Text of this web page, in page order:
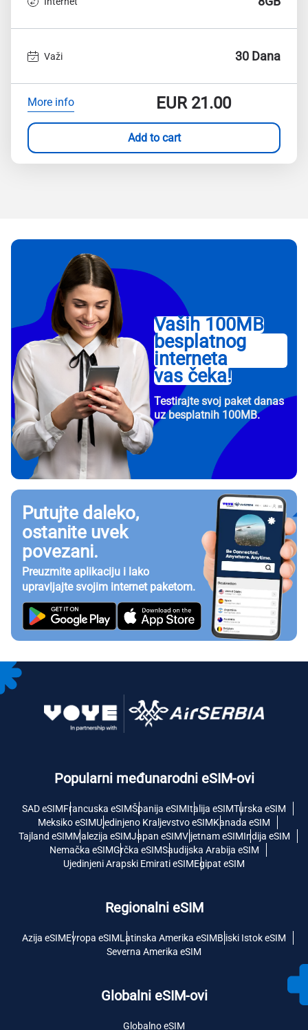
Važi 30 Dana
More info EUR21.00
Add to cart
Vaših 100MB
besplatnog
interneta
vas čeka!
Testirajte svoj paket danas
uz besplatnih 100MB.
Putujte daleko,
ostanite uvek
povezani.
Preuzmite aplikaciju i lako
upravljajte svojim internet paketom.
Popularni međunarodni eSIM-ovi
SAD eSIMFrancuska eSIMŠpanija eSIMItalija eSIMTurska eSIM
Meksiko eSIMUjedinjeno Kraljevstvo eSIMKanada eSIM
Tajland eSIMMalezija eSIMJapan eSIMVijetnam eSIMIndija eSIM
Nemačka eSIMGrčka eSIMSaudijska Arabija eSIM
Ujedinjeni Arapski Emirati eSIMEgipat eSIM
Regionalni eSIM
Azija eSIMEvropa eSIMLatinska Amerika eSIMBliski Istok eSIM
Severna Amerika eSIM
Globalni eSIM-ovi
Globalno eSIM